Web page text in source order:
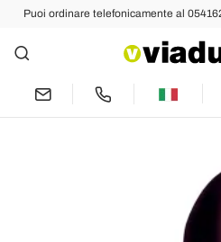
Puoi ordinare telefonicamente al
Indietro
Sedia Sala da
Made in Italy 4